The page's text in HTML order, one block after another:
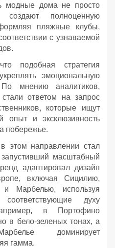
модные дома не просто
полноценную
пляжные клубы,
с узнаваемой
подобная стратегия
эмоциональную
мнению аналитиков,
ответом на запрос
которые ищут
опыт и эксклюзивность
побережье.
этом направлении стал
масштабный
адаптировал дизайн
включая Сицилию,
Марбелью, используя
духу
в Портофино
в бело-зеленых тонах, а
доминирует
гамма.